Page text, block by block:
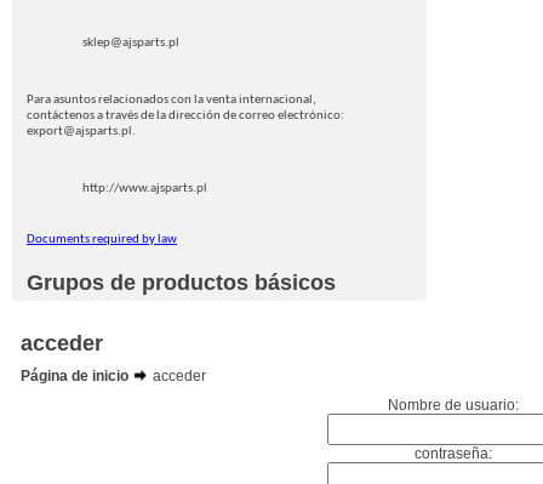
sklep@ajsparts.pl
Para asuntos relacionados con la venta internacional,
contáctenos a través de la dirección de correo electrónico:
export@ajsparts.pl.
http://www.ajsparts.pl
Documents required by law
Grupos de productos básicos
acceder
Página de inicio
acceder
Nombre de usuario:
contraseña: